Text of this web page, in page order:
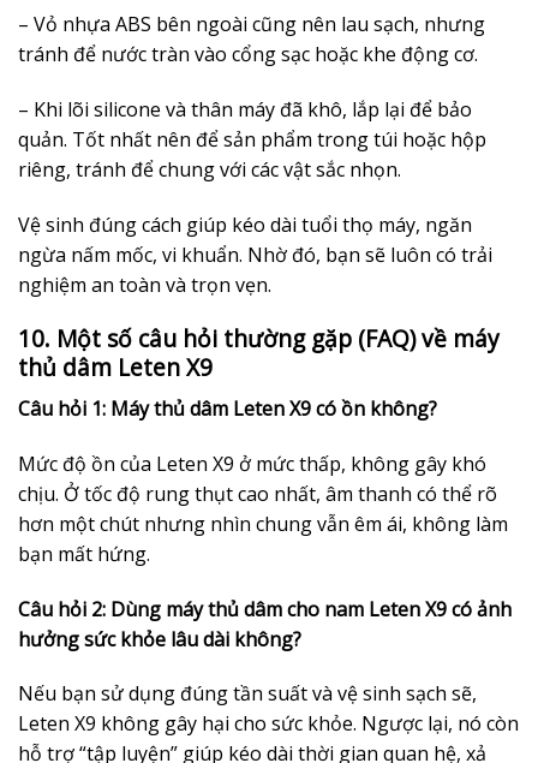
– Vỏ nhựa ABS bên ngoài cũng nên lau sạch, nhưng
tránh để nước tràn vào cổng sạc hoặc khe động cơ.
– Khi lõi silicone và thân máy đã khô, lắp lại để bảo
quản. Tốt nhất nên để sản phẩm trong túi hoặc hộp
riêng, tránh để chung với các vật sắc nhọn.
Vệ sinh đúng cách giúp kéo dài tuổi thọ máy, ngăn
ngừa nấm mốc, vi khuẩn. Nhờ đó, bạn sẽ luôn có trải
nghiệm an toàn và trọn vẹn.
10. Một số câu hỏi thường gặp (FAQ) về máy
thủ dâm Leten X9
Câu hỏi 1: Máy thủ dâm Leten X9 có ồn không?
Mức độ ồn của Leten X9 ở mức thấp, không gây khó
chịu. Ở tốc độ rung thụt cao nhất, âm thanh có thể rõ
hơn một chút nhưng nhìn chung vẫn êm ái, không làm
bạn mất hứng.
Câu hỏi 2: Dùng máy thủ dâm cho nam Leten X9 có ảnh
hưởng sức khỏe lâu dài không?
Nếu bạn sử dụng đúng tần suất và vệ sinh sạch sẽ,
Leten X9 không gây hại cho sức khỏe. Ngược lại, nó còn
hỗ trợ “tập luyện” giúp kéo dài thời gian quan hệ, xả